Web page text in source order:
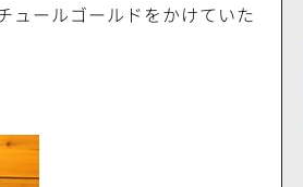
ュールゴールドをかけていた